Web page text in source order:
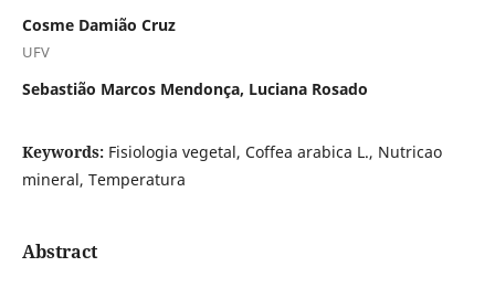
Cosme Damião Cruz
UFV
Sebastião Marcos Mendonça, Luciana Rosado
Keywords: Fisiologia vegetal, Coffea arabica L., Nutricao
mineral, Temperatura
Abstract